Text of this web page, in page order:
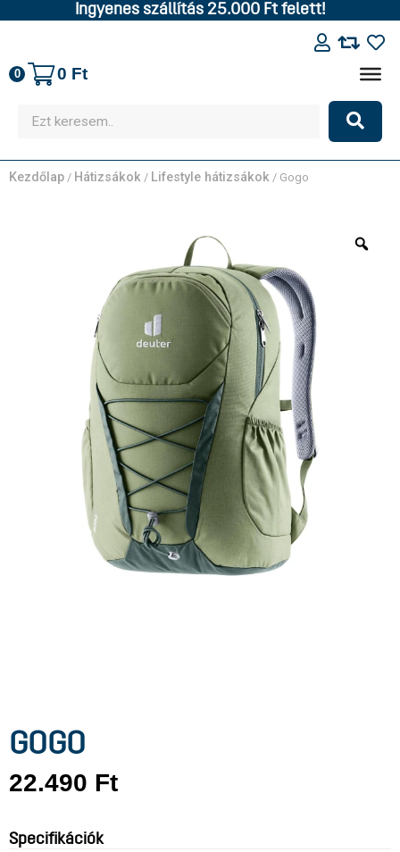
Ingyenes szállítás 25.000 Ft felett!
0 0 Ft
Kezdőlap / Hátizsákok / Lifestyle hátizsákok / Gogo
GOGO
22.490 Ft
Specifikációk